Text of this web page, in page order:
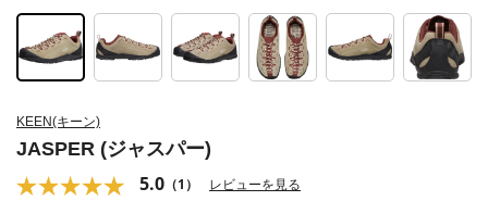
KEEN(キーン)
JASPER (ジャスパー)
5.0 （1） レビューを見る